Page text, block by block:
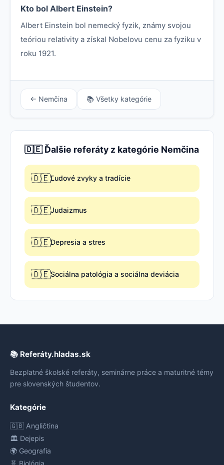
Kto bol Albert Einstein?
Albert Einstein bol nemecký fyzik, známy svojou
teóriou relativity a získal Nobelovu cenu za fyziku v
roku 1921.
← Nemčina 📚 Všetky kategórie
🇩🇪 Ďalšie referáty z kategórie Nemčina
🇩🇪Ľudové zvyky a tradície
🇩🇪Judaizmus
🇩🇪Depresia a stres
🇩🇪Sociálna patológia a sociálna deviácia
📚 Referáty.hladas.sk
Bezplatné školské referáty, seminárne práce a maturitné témy
pre slovenských študentov.
Kategórie
🇬🇧 Angličtina
🏛️ Dejepis
🌍 Geografia
🧬 Biológia